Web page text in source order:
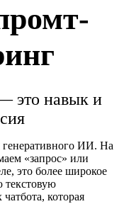
это навык и
ИИ. На
«запрос» или
это более широкое
текстовую
которая